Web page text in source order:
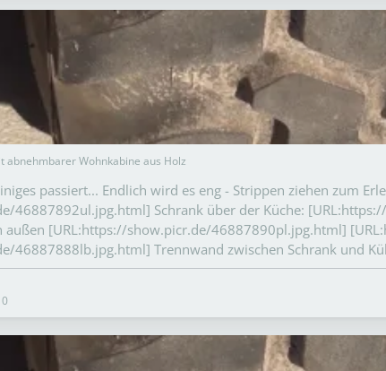
abnehmbarer Wohnkabine aus Holz
passiert... Endlich wird es eng - Strippen ziehen zum
46887892ul.jpg.html] Schrank über der Küche:
außen [URL:https://show.picr.de/46887890pl.jpg.html]
46887888lb.jpg.html] Trennwand zwischen Schrank und